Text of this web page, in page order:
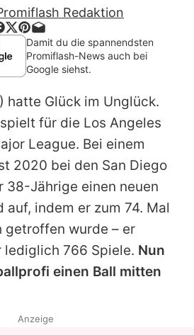
runterladen
Team
Richtlinien
Impressum
verwalten
Redaktion
Damit du die spannendsten
Promiflash-News auch bei
Google siehst.
hatte Glück im Unglück.
für die Los Angeles
League. Bei einem
2020 bei den San Diego
38-Jährige einen neuen
auf, indem er zum 74. Mal
getroffen wurde – er
766 Spiele. Nun
einen Ball mitten
Anzeige